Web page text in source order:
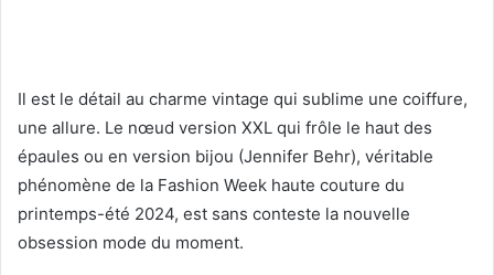
Il est le détail au charme vintage qui sublime une coiffure,
une allure. Le nœud version XXL qui frôle le haut des
épaules ou en version bijou (Jennifer Behr), véritable
phénomène de la Fashion Week haute couture du
printemps-été 2024, est sans conteste la nouvelle
obsession mode du moment.